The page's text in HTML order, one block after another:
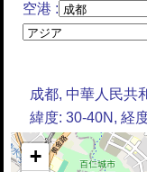
空港 :
成都, 中華人民共
緯度: 30-40N, 経
+